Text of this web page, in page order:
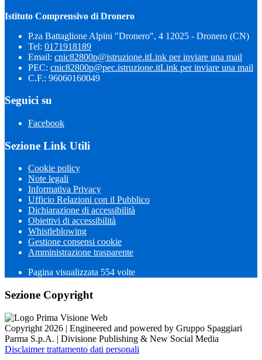
Istituto Comprensivo di Dronero
P.za Battaglione Alpini "Dronero", 4 12025 - Dronero (CN)
Tel: 0171918189
Email: cnic82800p@istruzione.itLink per inviare una mail
PEC: cnic82800p@pec.istruzione.itLink per inviare una mail
C.F.: 96060160049
Seguici su
Facebook
Sezione Link Utili
Cookie policy
Note legali
Informativa Privacy
Ufficio Relazioni con il Pubblico
Dichiarazione di accessibilità
Obiettivi di accessibilità
Whistleblowing
Gestione consensi cookie
Amministrazione trasparente
Pagina visualizzata 554 volte
Sezione Copyright
Copyright 2026 | Engineered and powered by Gruppo Spaggiari
Parma S.p.A. | Divisione Publishing & New Social Media
Disclaimer trattamento dati personali